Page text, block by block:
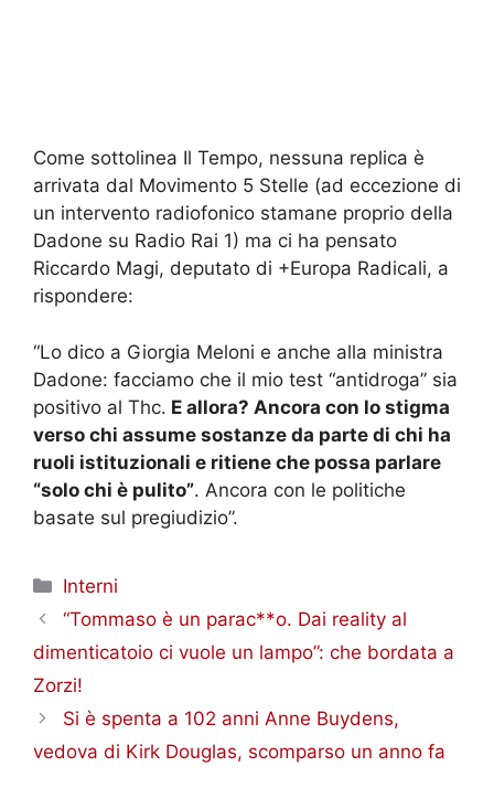
Come sottolinea Il Tempo, nessuna replica è
arrivata dal Movimento 5 Stelle (ad eccezione di
un intervento radiofonico stamane proprio della
Dadone su Radio Rai 1) ma ci ha pensato
Riccardo Magi, deputato di +Europa Radicali, a
rispondere:
“Lo dico a Giorgia Meloni e anche alla ministra
Dadone: facciamo che il mio test “antidroga” sia
positivo al Thc. E allora? Ancora con lo stigma
verso chi assume sostanze da parte di chi ha
ruoli istituzionali e ritiene che possa parlare
“solo chi è pulito”. Ancora con le politiche
basate sul pregiudizio”.
Categorie
Interni
“Tommaso è un parac**o. Dai reality al
dimenticatoio ci vuole un lampo”: che bordata a
Zorzi!
Si è spenta a 102 anni Anne Buydens,
vedova di Kirk Douglas, scomparso un anno fa